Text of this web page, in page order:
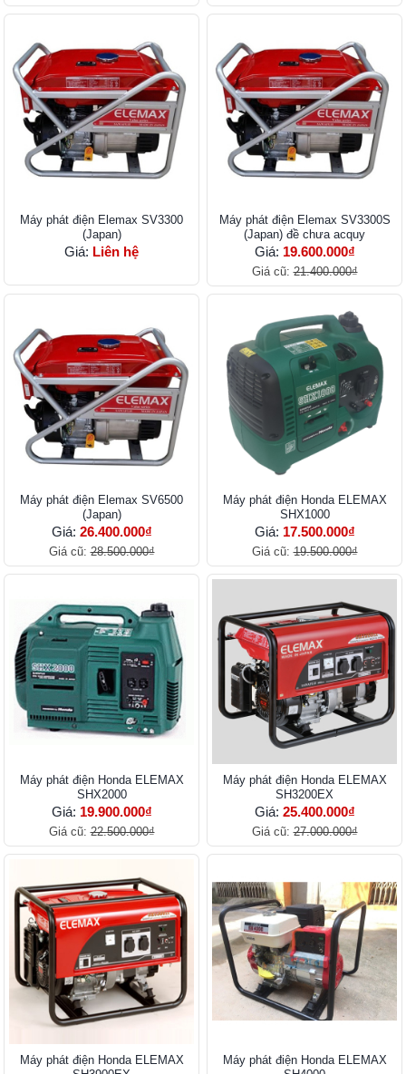
Máy phát điện Elemax SV3300
(Japan)
Giá: Liên hệ
Máy phát điện Elemax SV3300S
(Japan) đề chưa acquy
Giá: 19.600.000₫
Giá cũ:21.400.000₫
Máy phát điện Elemax SV6500
(Japan)
Giá: 26.400.000₫
Giá cũ:28.500.000₫
Máy phát điện Honda ELEMAX
SHX1000
Giá: 17.500.000₫
Giá cũ:19.500.000₫
Máy phát điện Honda ELEMAX
SHX2000
Giá: 19.900.000₫
Giá cũ:22.500.000₫
Máy phát điện Honda ELEMAX
SH3200EX
Giá: 25.400.000₫
Giá cũ:27.000.000₫
Máy phát điện Honda ELEMAX
Máy phát điện Honda ELEMAX